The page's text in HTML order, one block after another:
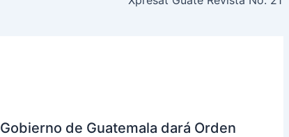
Gobierno de Guatemala dará Orden